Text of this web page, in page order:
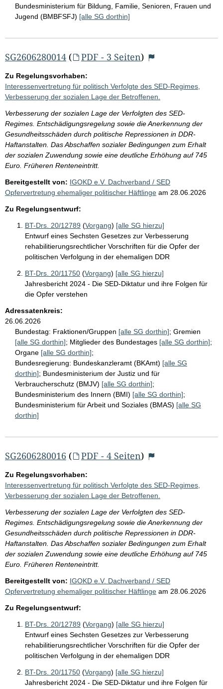
Bundesministerium für Bildung, Familie, Senioren, Frauen und
Jugend (BMBFSFJ) [alle SG dorthin]
SG2606280014 ( PDF - 3 Seiten)
Zu Regelungsvorhaben:
Interessenvertretung für politisch Verfolgte des SED-Regimes,
Verbesserung der sozialen Lage der Betroffenen.
Verbesserung der sozialen Lage der Verfolgten des SED-
Regimes. Entschädigungsregelung sowie die Anerkennung der
Gesundheitsschäden durch politische Repressionen in DDR-
Haftanstalten. Das Abschaffen sozialer Bedingungen zum Erhalt
der sozialen Zuwendung sowie eine deutliche Erhöhung auf 745
Euro. Früheren Renteneintritt.
Bereitgestellt von: IGOKD e.V. Dachverband / SED
Opfervertretung ehemaliger politischer Häftlinge am 28.06.2026
Zu Regelungsentwurf:
BT-Drs. 20/12789 (Vorgang) [alle SG hierzu]
Entwurf eines Sechsten Gesetzes zur Verbesserung
rehabilitierungsrechtlicher Vorschriften für die Opfer der
politischen Verfolgung in der ehemaligen DDR
BT-Drs. 20/11750 (Vorgang) [alle SG hierzu]
Jahresbericht 2024 - Die SED-Diktatur und ihre Folgen für
die Opfer verstehen
Adressatenkreis:
26.06.2026
Bundestag: Fraktionen/Gruppen [alle SG dorthin]; Gremien
[alle SG dorthin]; Mitglieder des Bundestages [alle SG dorthin];
Organe [alle SG dorthin];
Bundesregierung: Bundeskanzleramt (BKAmt) [alle SG
dorthin]; Bundesministerium der Justiz und für
Verbraucherschutz (BMJV) [alle SG dorthin];
Bundesministerium des Innern (BMI) [alle SG dorthin];
Bundesministerium für Arbeit und Soziales (BMAS) [alle SG
dorthin]
SG2606280016 ( PDF - 4 Seiten)
Zu Regelungsvorhaben:
Interessenvertretung für politisch Verfolgte des SED-Regimes,
Verbesserung der sozialen Lage der Betroffenen.
Verbesserung der sozialen Lage der Verfolgten des SED-
Regimes. Entschädigungsregelung sowie die Anerkennung der
Gesundheitsschäden durch politische Repressionen in DDR-
Haftanstalten. Das Abschaffen sozialer Bedingungen zum Erhalt
der sozialen Zuwendung sowie eine deutliche Erhöhung auf 745
Euro. Früheren Renteneintritt.
Bereitgestellt von: IGOKD e.V. Dachverband / SED
Opfervertretung ehemaliger politischer Häftlinge am 28.06.2026
Zu Regelungsentwurf:
BT-Drs. 20/12789 (Vorgang) [alle SG hierzu]
Entwurf eines Sechsten Gesetzes zur Verbesserung
rehabilitierungsrechtlicher Vorschriften für die Opfer der
politischen Verfolgung in der ehemaligen DDR
BT-Drs. 20/11750 (Vorgang) [alle SG hierzu]
Jahresbericht 2024 - Die SED-Diktatur und ihre Folgen für